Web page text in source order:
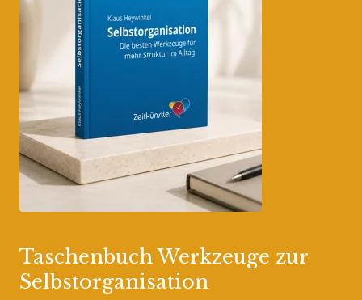
Taschenbuch Werkzeuge zur
Selbstorganisation